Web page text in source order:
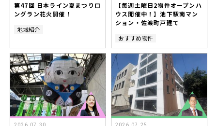
第47回 日本ライン夏まつりロ
ングラン花火開催！
地域紹介
【毎週土曜日2物件オープンハ
ウス開催中！】池下駅南マン
ション・佐渡町戸建て
おすすめ物件